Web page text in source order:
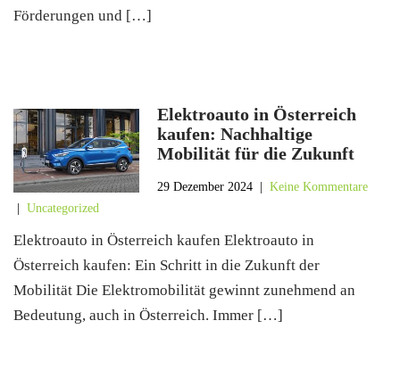
Förderungen und […]
Elektroauto in Österreich
kaufen: Nachhaltige
Mobilität für die Zukunft
29 Dezember 2024 |Keine Kommentare
Uncategorized
Elektroauto in Österreich kaufen Elektroauto in
Österreich kaufen: Ein Schritt in die Zukunft der
Mobilität Die Elektromobilität gewinnt zunehmend an
Bedeutung, auch in Österreich. Immer […]